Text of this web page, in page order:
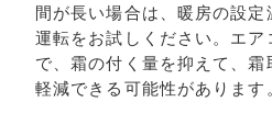
間が長い場合は、暖房の設
運転をお試しください。エア
で、霜の付く量を抑えて、
軽減できる可能性があります